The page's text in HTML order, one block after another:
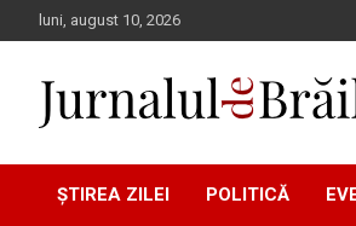
to
luni, august 10, 2026
Jurnalul de
ȘTIREA ZILEI POLITICĂ